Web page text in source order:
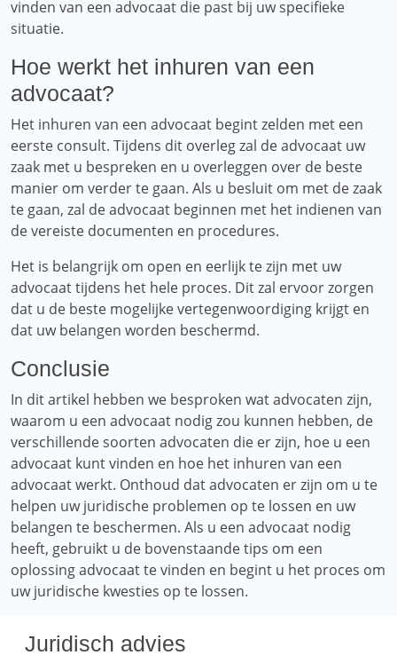
vinden van een advocaat die past bij uw specifieke
situatie.
Hoe werkt het inhuren van een
advocaat?
Het inhuren van een advocaat begint zelden met een
eerste consult. Tijdens dit overleg zal de advocaat uw
zaak met u bespreken en u overleggen over de beste
manier om verder te gaan. Als u besluit om met de zaak
te gaan, zal de advocaat beginnen met het indienen van
de vereiste documenten en procedures.
Het is belangrijk om open en eerlijk te zijn met uw
advocaat tijdens het hele proces. Dit zal ervoor zorgen
dat u de beste mogelijke vertegenwoordiging krijgt en
dat uw belangen worden beschermd.
Conclusie
In dit artikel hebben we besproken wat advocaten zijn,
waarom u een advocaat nodig zou kunnen hebben, de
verschillende soorten advocaten die er zijn, hoe u een
advocaat kunt vinden en hoe het inhuren van een
advocaat werkt. Onthoud dat advocaten er zijn om u te
helpen uw juridische problemen op te lossen en uw
belangen te beschermen. Als u een advocaat nodig
heeft, gebruikt u de bovenstaande tips om een ​​
oplossing advocaat te vinden en begint u het proces om
uw juridische kwesties op te lossen.
Juridisch advies